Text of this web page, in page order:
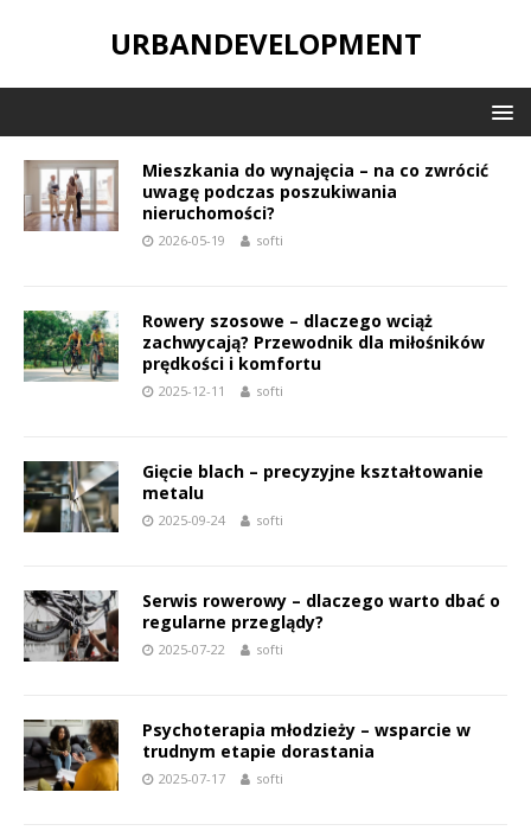
URBANDEVELOPMENT
Mieszkania do wynajęcia – na co zwrócić
uwagę podczas poszukiwania
nieruchomości?
2026-05-19 softi
Rowery szosowe – dlaczego wciąż
zachwycają? Przewodnik dla miłośników
prędkości i komfortu
2025-12-11 softi
Gięcie blach – precyzyjne kształtowanie
metalu
2025-09-24 softi
Serwis rowerowy – dlaczego warto dbać o
regularne przeglądy?
2025-07-22 softi
Psychoterapia młodzieży – wsparcie w
trudnym etapie dorastania
2025-07-17 softi